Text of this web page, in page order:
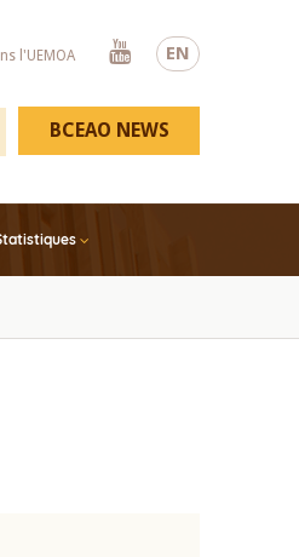
EN
l'UEMOA
Youtube
BCEAO NEWS